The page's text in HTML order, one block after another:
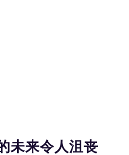
未来令人沮丧